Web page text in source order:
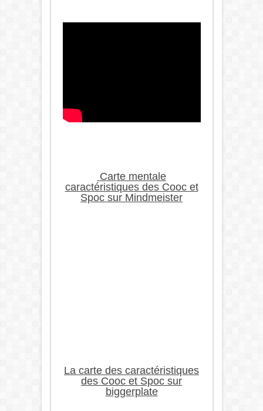
Carte mentale
caractéristiques des Cooc et
Spoc sur Mindmeister
La carte des caractéristiques
des Cooc et Spoc sur
biggerplate